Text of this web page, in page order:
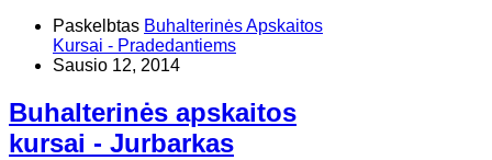
Paskelbtas Buhalterinės Apskaitos
Kursai - Pradedantiems
Sausio 12, 2014
Buhalterinės apskaitos
kursai - Jurbarkas